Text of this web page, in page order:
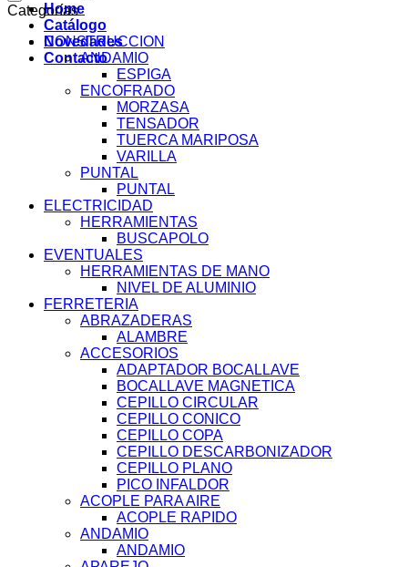
Home
Catálogo
Novedades
Contacto
Categorías
CONSTRUCCION
ANDAMIO
ESPIGA
ENCOFRADO
MORZASA
TENSADOR
TUERCA MARIPOSA
VARILLA
PUNTAL
PUNTAL
ELECTRICIDAD
HERRAMIENTAS
BUSCAPOLO
EVENTUALES
HERRAMIENTAS DE MANO
NIVEL DE ALUMINIO
FERRETERIA
ABRAZADERAS
ALAMBRE
ACCESORIOS
ADAPTADOR BOCALLAVE
BOCALLAVE MAGNETICA
CEPILLO CIRCULAR
CEPILLO CONICO
CEPILLO COPA
CEPILLO DESCARBONIZADOR
CEPILLO PLANO
PICO INFALDOR
ACOPLE PARA AIRE
ACOPLE RAPIDO
ANDAMIO
ANDAMIO